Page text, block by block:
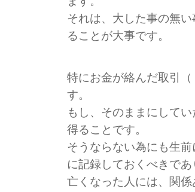
それは、大した事の無
ることが大事です。
特にお金が絡んだ取引
す。
もし、そのままにして
得ることです。
そうならない為にも生
に記録しておくべきであ
亡くなった人には、関